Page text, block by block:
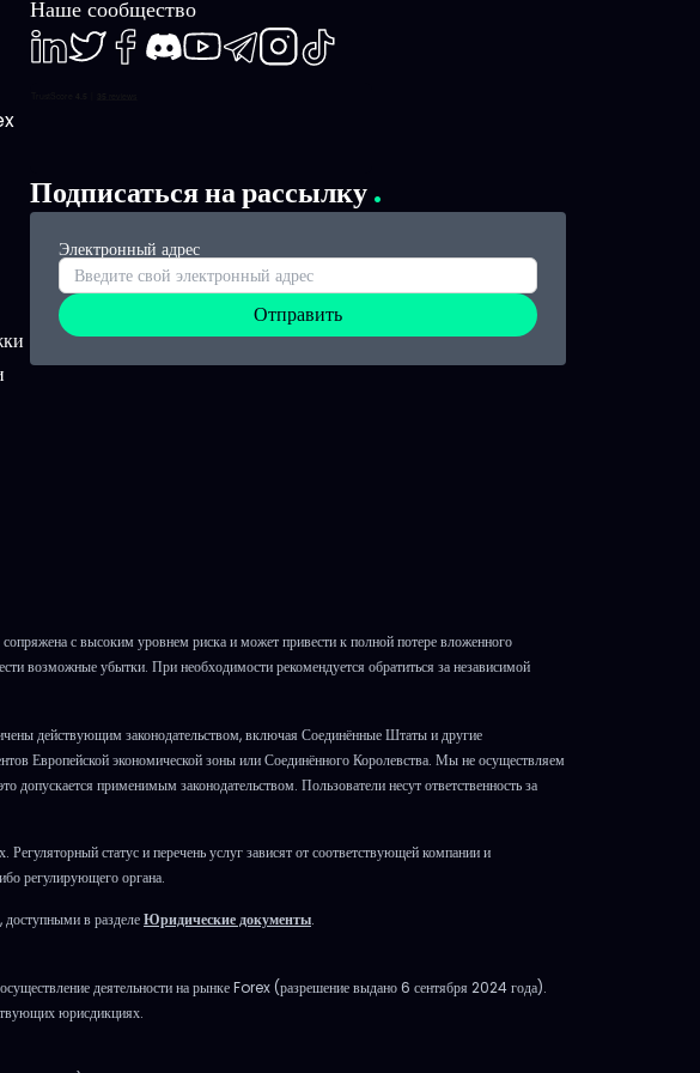
Наше сообщество
Подписаться на рассылку
Электронный адрес
Отправить
с высоким уровнем риска и может привести к полной потере вложенного
возможные убытки. При необходимости рекомендуется обратиться за независимой
действующим законодательством, включая Соединённые Штаты и другие
Европейской экономической зоны или Соединённого Королевства. Мы не осуществляем
допускается применимым законодательством. Пользователи несут ответственность за
статус и перечень услуг зависят от соответствующей компании и
регулирующего органа.
в разделеЮридические документы.
деятельности на рынке Forex (разрешение выдано 6 сентября 2024 года).
юрисдикциях.